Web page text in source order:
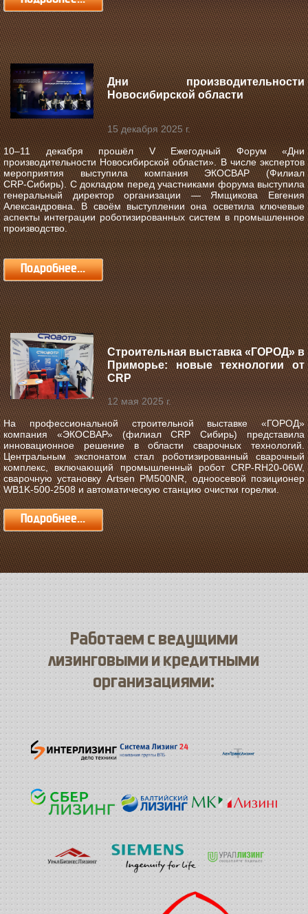
Дни производительности
Новосибирской области
15 декабря 2025 г.
10–11 декабря прошёл V Ежегодный Форум «Дни
производительности Новосибирской области».В числе экспертов
мероприятия выступила компания ЭКОСВАР (Филиал
CRP‑Сибирь). С докладом перед участниками форума выступила
генеральный директор организации — Ямщикова Евгения
Александровна. В своём выступлении она осветила ключевые
аспекты интеграции роботизированных систем в промышленное
производство.
Подробнее...
Строительная выставка «ГОРОД» в
Приморье: новые технологии от
CRP
12 мая 2025 г.
На профессиональной строительной выставке «ГОРОД»
компания «ЭКОСВАР» (филиал CRP Сибирь) представила
инновационное решение в области сварочных технологий.
Центральным экспонатом стал роботизированный сварочный
комплекс, включающий промышленный робот CRP-RH20-06W,
сварочную установку Artsen PM500NR, одноосевой позиционер
WB1K-500-2508 и автоматическую станцию очистки горелки.
Подробнее...
Работаем с ведущими
лизинговыми и кредитными
организациями: